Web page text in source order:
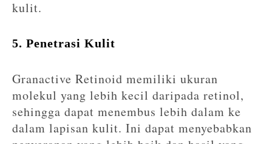
kulit.
5. Penetrasi Kulit
Granactive Retinoid memiliki ukuran
molekul yang lebih kecil daripada retinol,
sehingga dapat menembus lebih dalam ke
dalam lapisan kulit. Ini dapat menyebabkan